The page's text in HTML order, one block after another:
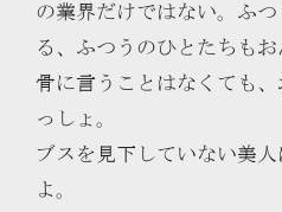
の業界だけではない。ふ
る、ふつうのひとたちも
骨に言うことはなくても
っしょ。
ブスを見下していない美
よ。